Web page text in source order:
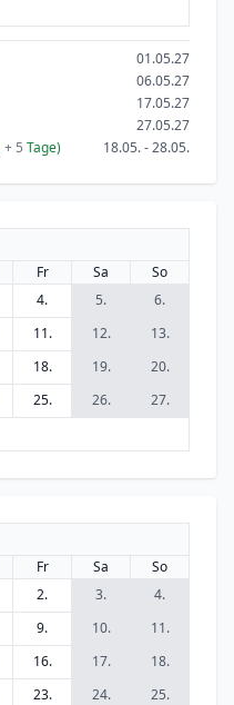
01.05.27
06.05.27
17.05.27
27.05.27
+ 5 Tage) 18.05. - 28.05.
Fr Sa
So
4. 5.
6.
11. 12.
13.
18. 19.
20.
25. 26.
27.
Fr Sa
So
2. 3.
4.
9. 10.
11.
16. 17.
18.
23. 24.
25.